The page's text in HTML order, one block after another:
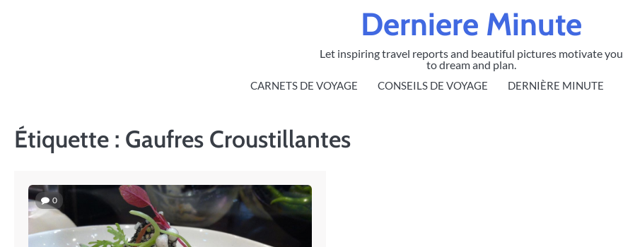
Derniere Minute
Let inspiring travel reports and beautiful pictures motivate you
to dream and plan.
CARNETS DE VOYAGE CONSEILS DE VOYAGE DERNIÈRE MINUTE
Étiquette : Gaufres Croustillantes
0